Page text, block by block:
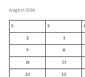
August 2026
S
S
1
2
8
9
15
16
22
23